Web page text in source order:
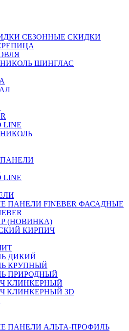
СЕЗОННЫЕ СКИДКИ
ШИНГЛАС
LINE
LINE
ФАСАДНЫЕ
(НОВИНКА)
КИРПИЧ
ДИКИЙ
КРУПНЫЙ
ПРИРОДНЫЙ
КЛИНКЕРНЫЙ
КЛИНКЕРНЫЙ 3D